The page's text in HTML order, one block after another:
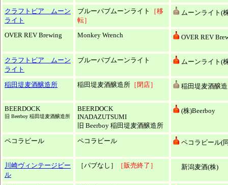
クラフトビア ムーン
ライト
ブルーパブムーンライト
［移
転］
ムーンライト(
OVER REV Brewing Monkey Wrench OVER REV
クラフトビア ムーン
ライト
ブルーパブムーンライト ムーンライト(
稲田堤麦酒醸造所 稲田堤麦酒醸造所 ［閉店］ 稲田堤麦酒醸
BEERDOCK
旧 Beerboy 稲田堤麦酒醸造所
BEERDOCK
INADAZUTSUMI
旧 Beerboy 稲田堤麦酒醸造所
(株)Beerboy
ペコラビール ペコラビール ペコラビール(
川崎ヴィンテージビー
ル
［パブなし］ ［販売終了］ 新潟麦酒(株)